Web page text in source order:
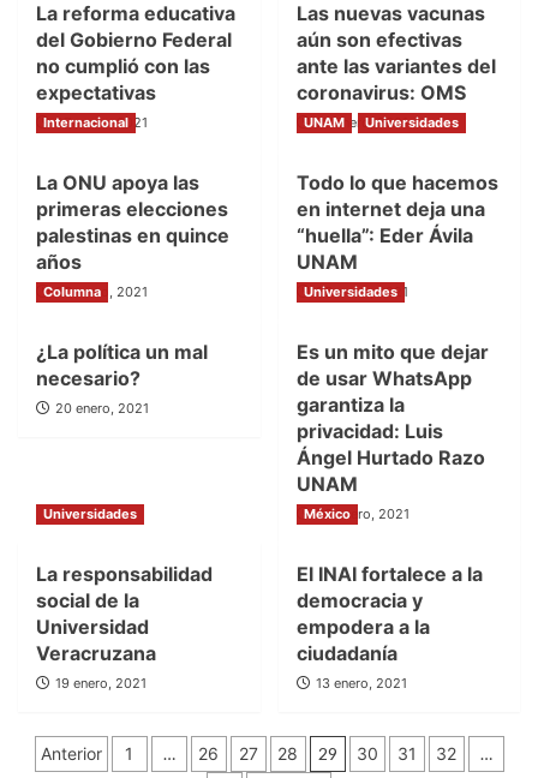
La reforma educativa
del Gobierno Federal
no cumplió con las
expectativas
27 enero, 2021
Las nuevas vacunas
aún son efectivas
ante las variantes del
coronavirus: OMS
27 enero, 2021
Internacional
La ONU apoya las
primeras elecciones
palestinas en quince
años
27 enero, 2021
UNAM Universidades
Todo lo que hacemos
en internet deja una
“huella”: Eder Ávila
UNAM
27 enero, 2021
Columna
¿La política un mal
necesario?
20 enero, 2021
Universidades
Es un mito que dejar
de usar WhatsApp
garantiza la
privacidad: Luis
Ángel Hurtado Razo
UNAM
20 enero, 2021
Universidades
La responsabilidad
social de la
Universidad
Veracruzana
19 enero, 2021
México
El INAI fortalece a la
democracia y
empodera a la
ciudadanía
13 enero, 2021
Paginación
Anterior 1 … 26 27 28 29 30 31 32
…